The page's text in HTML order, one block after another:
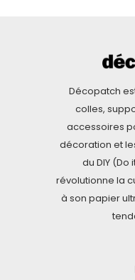
Décopatch
colles,
accessoires
décoration et
du DIY (Do
révolutionne la
à son papier